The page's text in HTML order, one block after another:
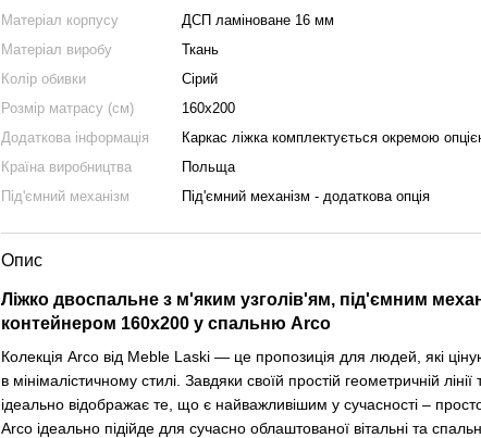
Матеріал корпусу
ДСП ламіноване 16 мм
Матеріал виробу
Ткань
Колір обивки
Сірий
Розмір матрасу (см)
160x200
Додаткова інформація
Каркас ліжка комплектується окремою
Країна виробництва
Польща
Під'ємний механізм
Під'ємний механізм - додаткова опція
Опис
Ліжко двоспальне з м'яким узголів'ям, під'ємним
контейнером 160х200 у спальню Arco
Колекція Arco від Meble Laski — це пропозиція для людей, які
в мінімалістичному стилі. Завдяки своїй простій геометричній
ідеально відображає те, що є найважливішим у сучасності –
Arco ідеально підійде для сучасно облаштованої вітальні та